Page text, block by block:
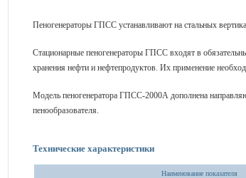
Пеногенераторы ГПСС устанавливают на стальных
Стационарные пеногенераторы ГПСС входят в
хранения нефти и нефтепродуктов. Их применение
Модель пеногенератора ГПСС-2000А дополнена
пенообразователя.
Технические характеристики
Наименование показателя